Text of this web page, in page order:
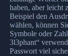
haben, aber leicht
Beispiel den
wählen, können
Symbole oder
3l3phant“
Passwort viel